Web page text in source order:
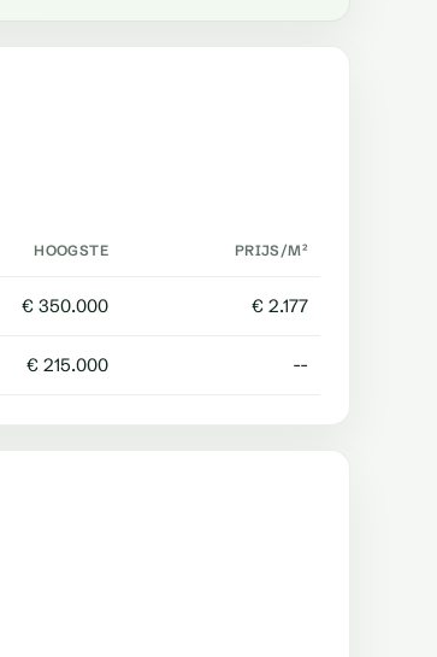
HOOGSTE PRIJS/M²
€ 350.000 € 2.177
€ 215.000 --